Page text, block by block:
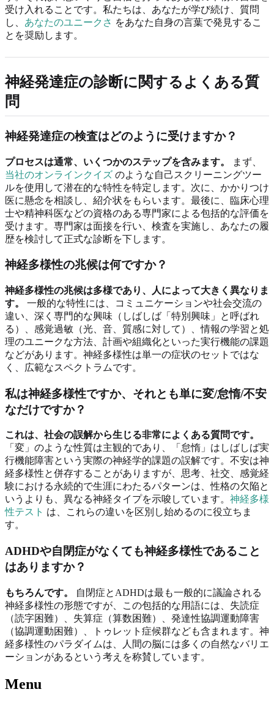
受け入れることです。私たちは、あなたが学び続け、質問
し、 あなたのユニークさ をあなた自身の言葉で発見するこ
とを奨励します。
神経発達症の診断に関するよくある質
問
神経発達症の検査はどのように受けますか？
プロセスは通常、いくつかのステップを含みます。
まず、
当社のオンラインクイズ のような自己スクリーニングツー
ルを使用して潜在的な特性を特定します。次に、かかりつけ
医に懸念を相談し、紹介状をもらいます。最後に、臨床心理
士や精神科医などの資格のある専門家による包括的な評価を
受けます。専門家は面接を行い、検査を実施し、あなたの履
歴を検討して正式な診断を下します。
神経多様性の兆候は何ですか？
神経多様性の兆候は多様であり、人によって大きく異なりま
す。
一般的な特性には、コミュニケーションや社会交流の
違い、深く専門的な興味（しばしば「特別興味」と呼ばれ
る）、感覚過敏（光、音、質感に対して）、情報の学習と処
理のユニークな方法、計画や組織化といった実行機能の課題
などがあります。神経多様性は単一の症状のセットではな
く、広範なスペクトラムです。
私は神経多様性ですか、それとも単に変/怠惰/不安
なだけですか？
これは、社会の誤解から生じる非常によくある質問です。
「変」のような性質は主観的であり、「怠惰」はしばしば実
行機能障害という実際の神経学的課題の誤解です。不安は神
経多様性と併存することがありますが、思考、社交、感覚経
験における永続的で生涯にわたるパターンは、性格の欠陥と
いうよりも、異なる神経タイプを示唆しています。 神経多様
性テスト は、これらの違いを区別し始めるのに役立ちま
す。
ADHDや自閉症がなくても神経多様性であること
はありますか？
もちろんです。
自閉症とADHDは最も一般的に議論される
神経多様性の形態ですが、この包括的な用語には、失読症
（読字困難）、失算症（算数困難）、発達性協調運動障害
（協調運動困難）、トゥレット症候群なども含まれます。神
経多様性のパラダイムは、人間の脳には多くの自然なバリエ
ーションがあるという考えを称賛しています。
Menu